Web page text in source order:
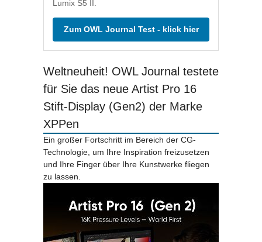
Lumix S5 II.
Zum OWL Journal Test - klick hier
Weltneuheit! OWL Journal testete
für Sie das neue Artist Pro 16
Stift-Display (Gen2) der Marke
XPPen
Ein großer Fortschritt im Bereich der CG-
Technologie, um Ihre Inspiration freizusetzen
und Ihre Finger über Ihre Kunstwerke fliegen
zu lassen.